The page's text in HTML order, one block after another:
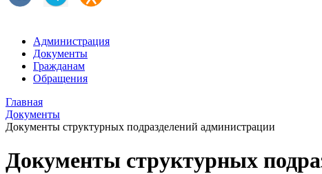
Администрация
Документы
Гражданам
Обращения
Главная
Документы
Документы структурных подразделений администрации
Документы структурных